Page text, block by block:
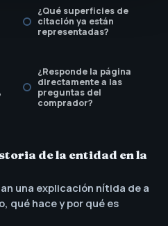
¿Qué superficies de
citación ya están
representadas?
¿Responde la página
directamente a las
preguntas del
comprador?
de la entidad en la
una explicación nítida de a
qué hace y por qué es